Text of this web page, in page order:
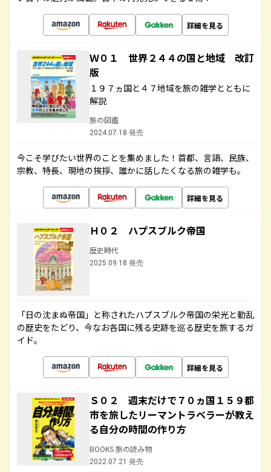
詳細を見る
Ｗ０１ 世界２４４の国と地域 改訂
版
１９７ヵ国と４７地域を旅の雑学とともに
解説
旅の図鑑
2024.07.18 発売
今こそ学びたい世界のことを集めました！首都、言語、民族、
宗教、特長、現地の挨拶、誰かに話したくなる旅の雑学も。
詳細を見る
Ｈ０２ ハプスブルク帝国
歴史時代
2025.09.18 発売
「日の沈まぬ帝国」と称されたハプスブルク帝国の栄光と動乱
の歴史をたどり、今なお各国に残る史跡を巡る歴史を旅するガ
イド。
詳細を見る
Ｓ０２ 週末だけで７０ヵ国１５９都
市を旅したリーマントラベラーが教え
る自分の時間の作り方
BOOKS 旅の読み物
2022.07.21 発売